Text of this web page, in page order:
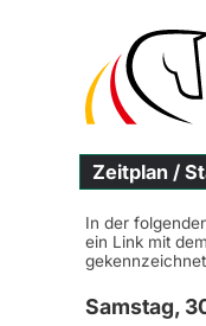
Zeitplan /
In der
ein Link mit
Samstag,